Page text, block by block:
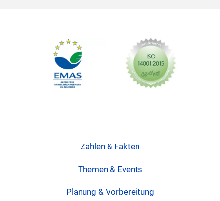
Zahlen & Fakten
Themen & Events
Planung & Vorbereitung